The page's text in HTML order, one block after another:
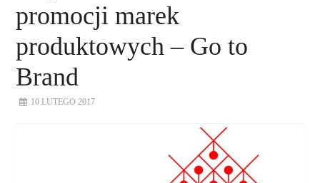
promocji marek
produktowych – Go to
Brand
10 LUTEGO 2017